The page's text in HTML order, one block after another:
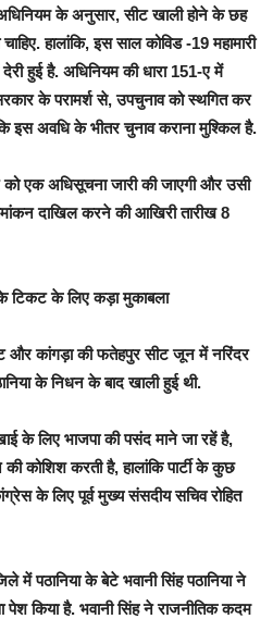
के अनुसार, सीट खाली होने के छह
हालांकि, इस साल कोविड -19 महामारी
हुई है. अधिनियम की धारा 151-ए में
के परामर्श से, उपचुनाव को स्थगित कर
इस अवधि के भीतर चुनाव कराना मुश्किल है.
एक अधिसूचना जारी की जाएगी और उसी
दाखिल करने की आखिरी तारीख 8
टिकट के लिए कड़ा मुकाबला
और कांगड़ा की फतेहपुर सीट जून में नरिंदर
के निधन के बाद खाली हुई थी.
के लिए भाजपा की पसंद माने जा रहें है,
की कोशिश करती है, हालांकि पार्टी के कुछ
के लिए पूर्व मुख्य संसदीय सचिव रोहित
में पठानिया के बेटे भवानी सिंह पठानिया ने
किया है. भवानी सिंह ने राजनीतिक कदम